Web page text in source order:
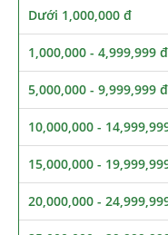
Dưới 1,000,000 đ
1,000,000 - 4,999,999 đ
5,000,000 - 9,999,999 đ
10,000,000 -
15,000,000 -
20,000,000 -